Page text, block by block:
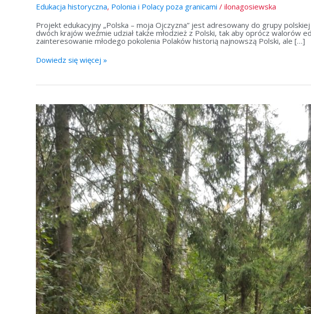
Edukacja historyczna, Polonia i Polacy poza granicami / ilonagosiewska
Projekt edukacyjny „Polska – moja Ojczyzna” jest adresowany do grupy
dwóch krajów weźmie udział także młodzież z Polski, tak aby oprócz
zainteresowanie młodego pokolenia Polaków historią najnowszą Polski, ale […]
Dowiedz się więcej »
Polska
–
moja
ojczyzna#3